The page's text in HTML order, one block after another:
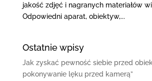
jakość zdjęć i nagranych materiałów
Odpowiedni aparat, obiektyw,...
Ostatnie wpisy
Jak zyskać pewność siebie przed
pokonywanie lęku przed kamerą”